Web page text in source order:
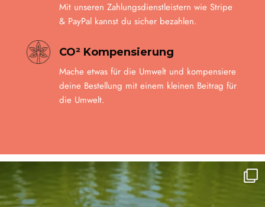
Mit unseren Zahlungsdienstleistern wie Stripe
& PayPal kannst du sicher bezahlen.
CO² Kompensierung
Mache etwas für die Umwelt und kompensiere
deine Bestellung mit einem kleinen Beitrag für
die Umwelt.